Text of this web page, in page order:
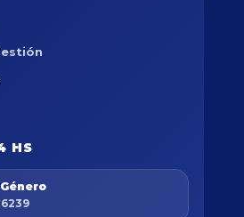
HS